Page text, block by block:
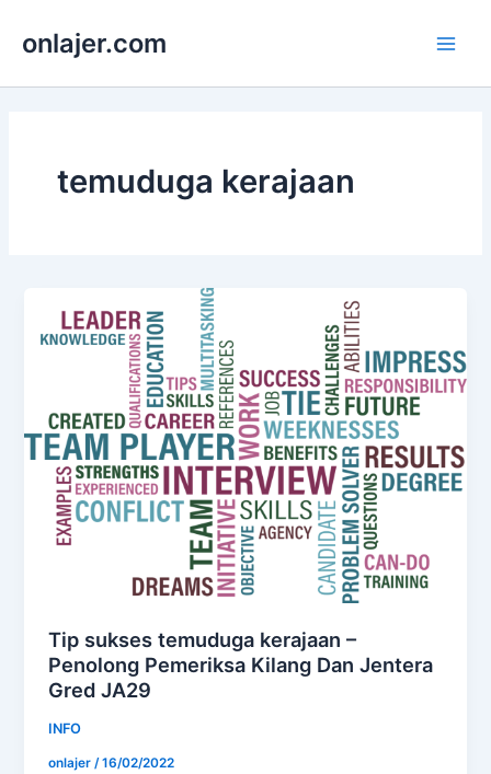
onlajer.com
temuduga kerajaan
Tip sukses temuduga kerajaan –
Penolong Pemeriksa Kilang Dan Jentera
Gred JA29
INFO
onlajer/16/02/2022